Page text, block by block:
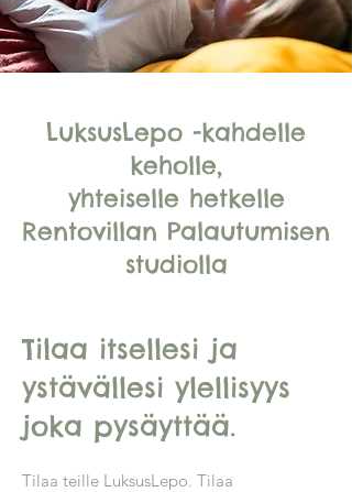
LuksusLepo -kahdelle
keholle,
yhteiselle hetkelle
Rentovillan Palautumisen
studiolla
Tilaa itsellesi ja
ystävällesi ylellisyys
joka pysäyttää.
Tilaa teille LuksusLepo. Tilaa